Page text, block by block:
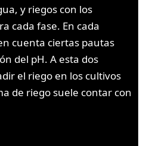
y riegos con los
cada fase. En cada
cuenta ciertas pautas
del pH. A esta dos
el riego en los cultivos
de riego suele contar con